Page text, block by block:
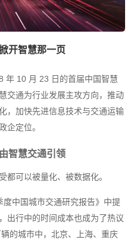
开智慧那一页
年 10 月 23 日的首届中国智慧
交通为行业发展主攻方向，推动
，加快先进信息技术与交通运输
企定位。
智慧交通引领
都可以被量化、被数据化。
中国城市交通研究报告》中提
出行中的时间成本也成为了热议
的城市中，北京、上海、重庆